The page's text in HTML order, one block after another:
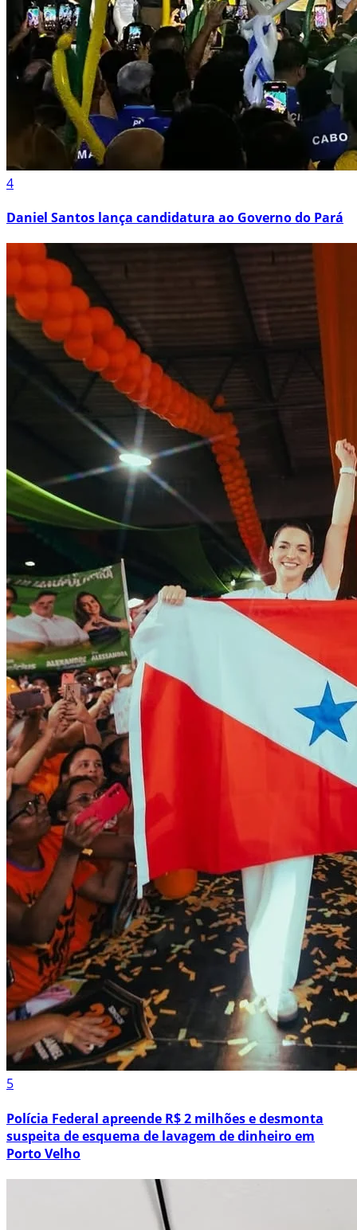
4
Daniel Santos lança candidatura ao Governo do Pará
5
Polícia Federal apreende R$ 2 milhões e desmonta
suspeita de esquema de lavagem de dinheiro em
Porto Velho